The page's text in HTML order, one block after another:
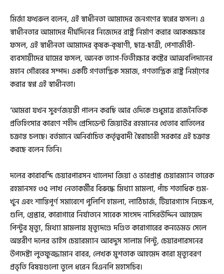
মির্জা ফখরুল বলেন, এই স্বাধীনতা আমাদের জনগণের স্বপ্নের ফসল। এ
স্বাধীনতার আমাদের দীর্ঘদিনের নিজেদের রাষ্ট্র নির্মাণ করার আকঙ্ক্ষার
ফসল, এই স্বাধীনতা আমাদের কৃষক-কৃষাণী, ছাত্র-ছাত্রী, পেশাজীবী-
ব্যবসায়ীদের ঘামের ফসল, অনেক ত্যাগ-তিতীক্ষার কষ্টের আত্মবলিদানের
মহান গৌরবের সম্পদ। একটি গণতান্ত্রিক সমাজ, গণতান্ত্রিক রাষ্ট্র নির্মা্ণের
করার স্বপ্ন এই স্বাধীনতা।
‘আমরা যখন সুবর্ণজয়ন্তী পালন করছি আর ওদিকে শুধুমাত্র রাজনৈতিক
প্রতিহিংসার কারণে শহীদ প্রেসিডেন্ট জিয়াউর রহমানের খেতাব বাতিলের
চক্রান্ত চলছে। বর্তমানে অনির্বাচিত কর্তৃত্ববাদী স্বৈরাচারী সরকার এই চক্রান্ত
করছে বলেন তিনি।
দলের কারাবন্দি চেয়ারপারসন খালেদা জিয়া ও ভারপ্রাপ্ত চেয়ারম্যান তারেক
রহমানসহ ৩৫ লাখ নেতাকর্মীর বিরুদ্ধে মিথ্যা মামলা, পাঁচ শতাধিক গুম-
খুন এবং শান্তিপূর্ণ সমাবেশে পুলিশি হামলা, লাঠিচার্জ, টিয়ারগ্যাস নিক্ষেপ,
গুলি, গ্রেপ্তার, কারাগারে নির্যাতনে সাবেক সাংসদ নাসিরউদ্দিন আহমেদ
পিন্টুর মৃত্যু, মিথ্যা মামলায় মৃত্যুদণ্ডে দণ্ডিত কারাগারের কনডেমড সেলে
অন্তরীণ দলের ভাইস চেয়ারম্যান আবদুস সালাম পিন্টু, চেয়ারপারসনের
উপদেষ্টা লুতফুজ্জামান বাবর, লেখক মুশতাক আহমেদ কারা মৃত্যুবরণ
প্রভৃতি বিষয়গুলো তুলে ধরেন বিএনপি মহাসচিব।